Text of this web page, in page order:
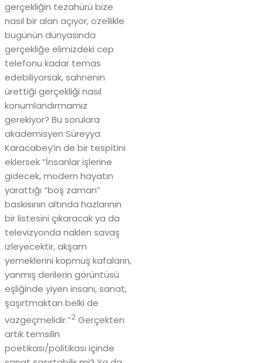
gerçekliğin tezahürü bize
nasıl bir alan açıyor, özellikle
bugünün dünyasında
gerçekliğe elimizdeki cep
telefonu kadar temas
edebiliyorsak, sahnenin
ürettiği gerçekliği nasıl
konumlandırmamız
gerekiyor? Bu sorulara
akademisyen Süreyya
Karacabey’in de bir tespitini
eklersek “İnsanlar işlerine
gidecek, modern hayatın
yarattığı “boş zaman”
baskısının altında hazlarının
bir listesini çıkaracak ya da
televizyonda naklen savaş
izleyecektir, akşam
yemeklerini kopmuş kafaların,
yanmış derilerin görüntüsü
eşliğinde yiyen insanı, sanat,
şaşırtmaktan belki de
vazgeçmelidir.”2 Gerçekten
artık temsilin
poetikası/politikası içinde